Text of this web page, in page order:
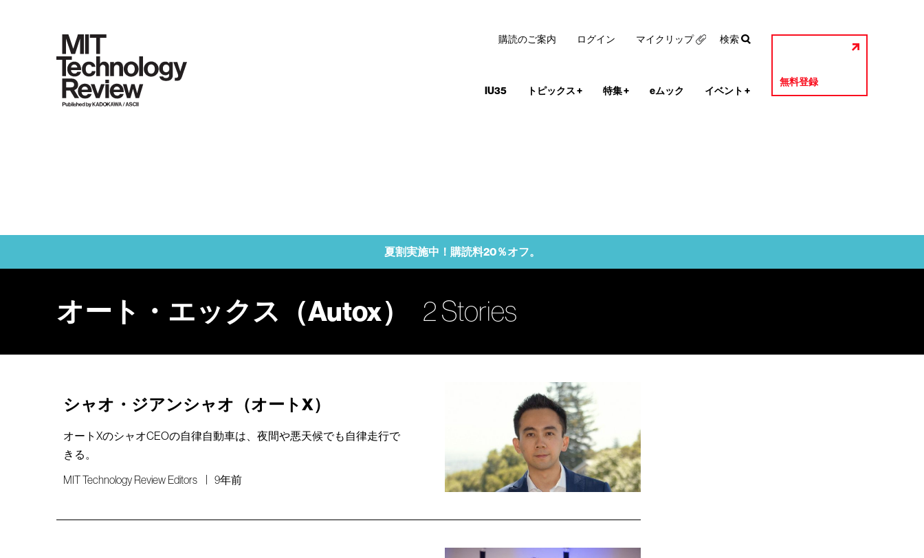
IU35 トピックス+ 特集+ eムック イベント +
無料登録
購読のご案内 ログイン マイクリップ 検索
夏割実施中！購読料20％オフ。
オート・エックス（Autox） 2 Stories
シャオ・ジアンシャオ（オートX）
オートXのシャオCEOの自律自動車は、夜間や悪天候でも自律走行で
きる。
MIT Technology Review Editors 9年前